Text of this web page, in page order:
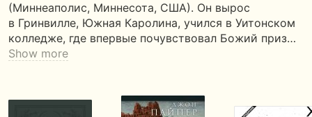
(Миннеаполис, Миннесота, США). Он вырос
в Гринвилле, Южная Каролина, учился в Уитонском
колледже, где впервые почувствовал Божий приз…
Show more